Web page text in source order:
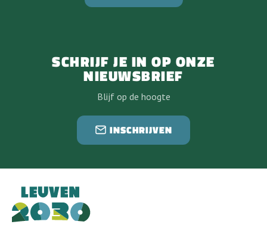
SCHRIJF JE IN OP ONZE
NIEUWSBRIEF
Blijf op de hoogte
INSCHRIJVEN